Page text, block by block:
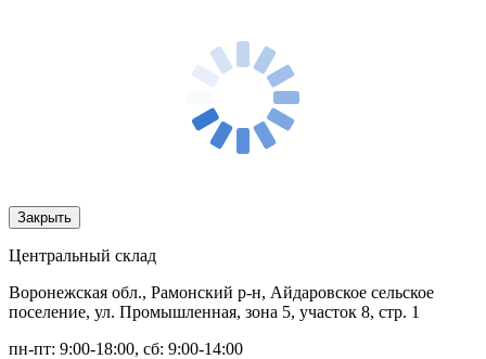
Закрыть
Центральный склад
Воронежская обл., Рамонский р-н, Айдаровское сельское
поселение, ул. Промышленная, зона 5, участок 8, стр. 1
пн-пт: 9:00-18:00, сб: 9:00-14:00